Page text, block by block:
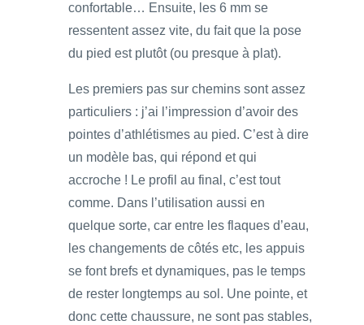
confortable… Ensuite, les 6 mm se
ressentent assez vite, du fait que la pose
du pied est plutôt (ou presque à plat).
Les premiers pas sur chemins sont assez
particuliers : j’ai l’impression d’avoir des
pointes d’athlétismes au pied. C’est à dire
un modèle bas, qui répond et qui
accroche ! Le profil au final, c’est tout
comme. Dans l’utilisation aussi en
quelque sorte, car entre les flaques d’eau,
les changements de côtés etc, les appuis
se font brefs et dynamiques, pas le temps
de rester longtemps au sol. Une pointe, et
donc cette chaussure, ne sont pas stables,